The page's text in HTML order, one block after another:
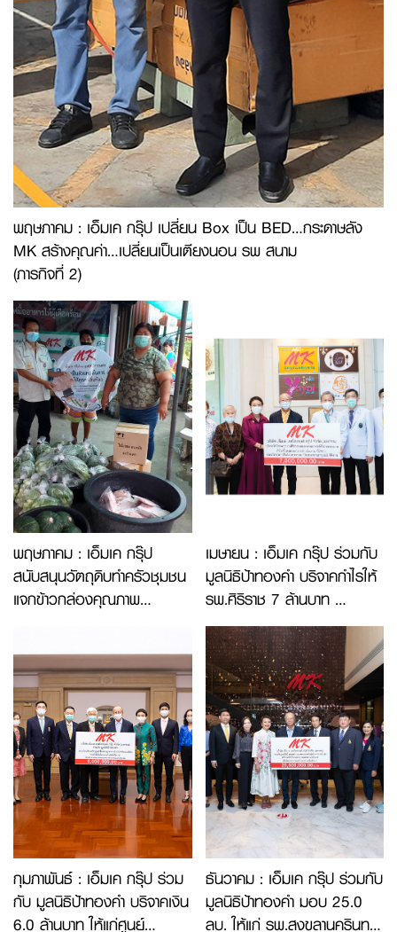
พฤษภาคม : เอ็มเค กรุ๊ป เปลี่ยน Box เป็น BED…กระดาษลัง
MK สร้างคุณค่า…เปลี่ยนเป็นเตียงนอน รพ สนาม
(ภารกิจที่ 2)
พฤษภาคม : เอ็มเค กรุ๊ป
สนับสนุนวัตถุดิบทำครัวชุมชน
แจกข้าวกล่องคุณภาพ
เมษายน : เอ็มเค กรุ๊ป ร่วมกับ
มูลนิธิป้าทองคำ บริจาคกำไรให้
รพ.ศิริราช 7 ล้านบาท
(ภารกิจที่ 2)
กุมภาพันธ์ : เอ็มเค กรุ๊ป ร่วม
กับ มูลนิธิป้าทองคำ บริจาคเงิน
6.0 ล้านบาท ให้แก่ศูนย์
ธันวาคม : เอ็มเค กรุ๊ป ร่วมกับ
มูลนิธิป้าทองคำ มอบ 25.0
ลบ. ให้แก่ รพ.สงขลานครินทร์